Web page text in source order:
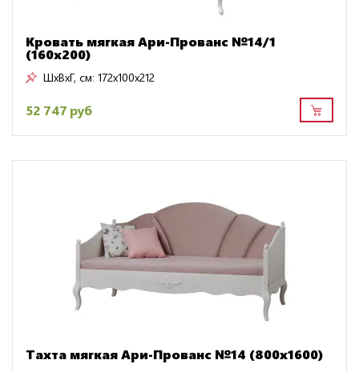
Кровать мягкая Ари-Прованс №14/1
(160х200)
ШxВxГ, см: 172x100x212
52 747 руб
Тахта мягкая Ари-Прованс №14 (800х1600)